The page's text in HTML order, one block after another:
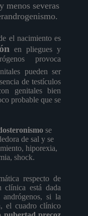
menos severas
el nacimiento es
en pliegues y
provoca
pueden ser
de testículos
genitales bien
probable que se
se
de sal y se
hiporexia,
shock.
respecto de
clínica está dada
andrógenos, si la
el cuadro clínico